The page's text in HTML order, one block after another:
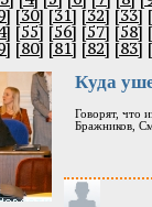
[30] [31] [32] [33]
[55] [56] [57] [58]
[80] [81] [82] [83]
Куда
Говорят, что
Бражников,